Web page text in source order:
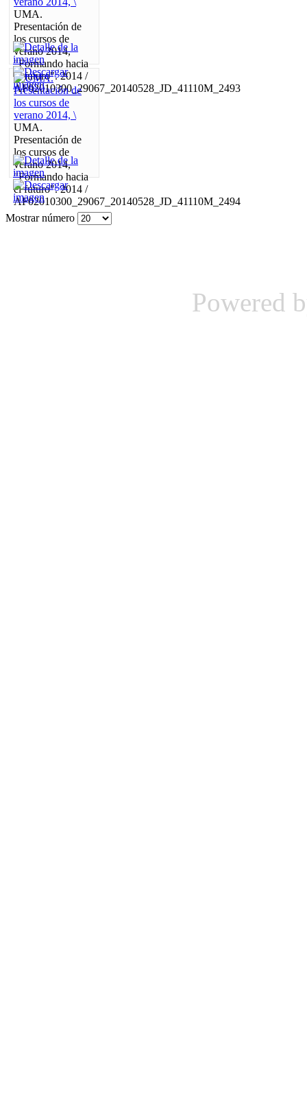
UMA.
Presentación de
los cursos de
verano 2014,
"Formando hacia
el futuro". 2014 /
AF02010300_29067_20140528_JD_41110M_2493
UMA.
Presentación de
los cursos de
verano 2014,
"Formando hacia
el futuro". 2014 /
AF02010300_29067_20140528_JD_41110M_2494
Mostrar número
Powered